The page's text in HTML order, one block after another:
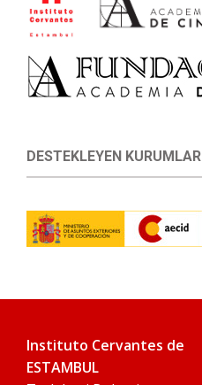
DESTEKLEYEN KURUMLAR
Instituto Cervantes de
ESTAMBUL